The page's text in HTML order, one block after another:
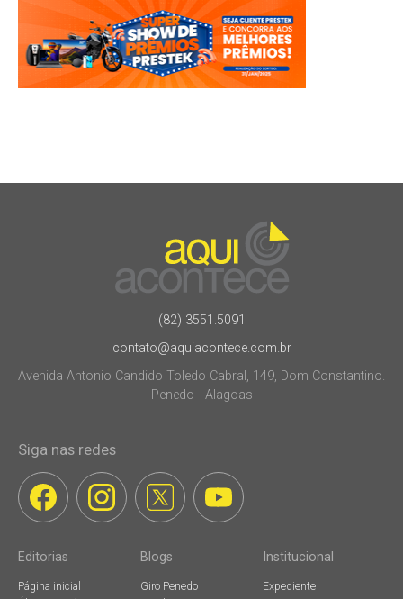
(82) 3551.5091
contato@aquiacontece.com.br
Avenida Antonio Candido Toledo Cabral, 149, Dom Constantino.
Penedo - Alagoas
Siga nas redes
Editorias
Página inicial
Blogs
Giro Penedo
Institucional
Expediente